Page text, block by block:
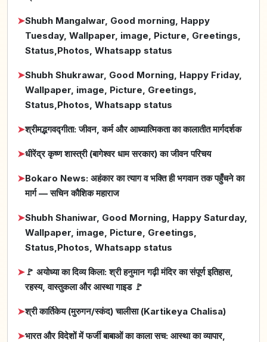
➤Shubh Mangalwar, Good morning, Happy
Tuesday, Wallpaper, image, Picture, Greetings,
Status,Photos, Whatsapp status
➤Shubh Shukrawar, Good Morning, Happy Friday,
Wallpaper, image, Picture, Greetings,
Status,Photos, Whatsapp status
➤श्रीमद्भगवद्गीता: जीवन, कर्म और आध्यात्मिकता का कालातीत मार्गदर्शक
➤धीरेंद्र कृष्ण शास्त्री (बागेश्वर धाम सरकार) का जीवन परिचय
➤Bokaro News: अहंकार का त्याग व भक्ति ही भगवान तक पहुँचने का
मार्ग — सचिन कौशिक महाराज
➤Shubh Shaniwar, Good Morning, Happy Saturday,
Wallpaper, image, Picture, Greetings,
Status,Photos, Whatsapp status
➤🚩 अयोध्या का दिव्य किला: श्री हनुमान गढ़ी मंदिर का संपूर्ण इतिहास,
रहस्य, वास्तुकला और आस्था गाइड 🚩
➤श्री कार्तिकेय (मुरुगन/स्कंद) चालीसा (Kartikeya Chalisa)
➤भारत और विदेशों में फर्जी बाबाओं का काला सच: आस्था का व्यापार,